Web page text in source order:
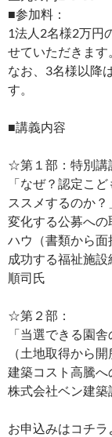
■参加料：
1法人2名様2万円
せていただきま
なお、3名様以降
す。
■講義内容
☆第１部：特別講
「なぜ？認定こ
ススメするのか？
変化する公募へ
ハウ（書類から面
成功する福祉施
順司氏
☆第２部：
「当選できる園
（土地取得から開
建築コスト高騰
株式会社ベン建築
お申込みはコチラ